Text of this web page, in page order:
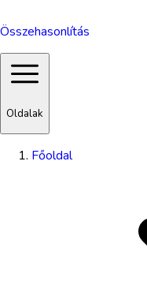
Összehasonlítás
Oldalak
Főoldal